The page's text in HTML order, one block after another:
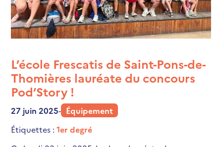
L’école Frescatis de Saint-Pons-de-
Thomières lauréate du concours
Pod’Story !
27 juin 2025- Équipement
Étiquettes :1er degré